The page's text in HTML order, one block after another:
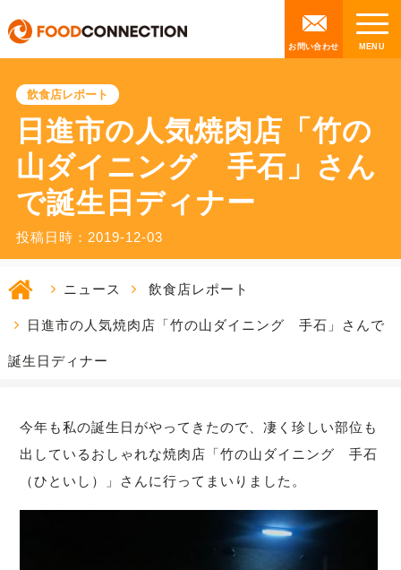
お問い合わせ
飲食店レポート
日進市の人気焼肉店「竹の
山ダイニング 手石」さん
で誕生日ディナー
投稿日時：2019-12-03
ニュース 飲食店レポート
日進市の人気焼肉店「竹の山ダイニング 手石」さんで
誕生日ディナー
今年も私の誕生日がやってきたので、凄く珍しい部位も
出しているおしゃれな焼肉店「竹の山ダイニング 手石
（ひといし）」さんに行ってまいりました。